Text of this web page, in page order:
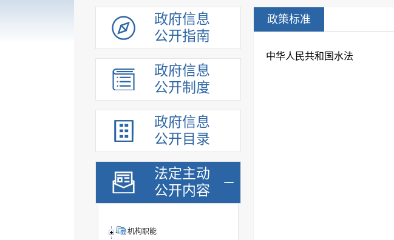
政府信息
公开指南
政府信息
公开制度
政府信息
公开目录
法定主动
公开内容
机构职能
政策标准
中华人民共和国水法